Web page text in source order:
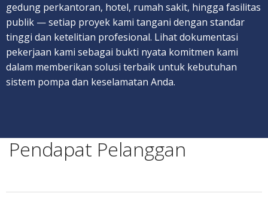
gedung perkantoran, hotel, rumah sakit, hingga fasilitas
publik — setiap proyek kami tangani dengan standar
tinggi dan ketelitian profesional. Lihat dokumentasi
pekerjaan kami sebagai bukti nyata komitmen kami
dalam memberikan solusi terbaik untuk kebutuhan
sistem pompa dan keselamatan Anda.
Pendapat Pelanggan